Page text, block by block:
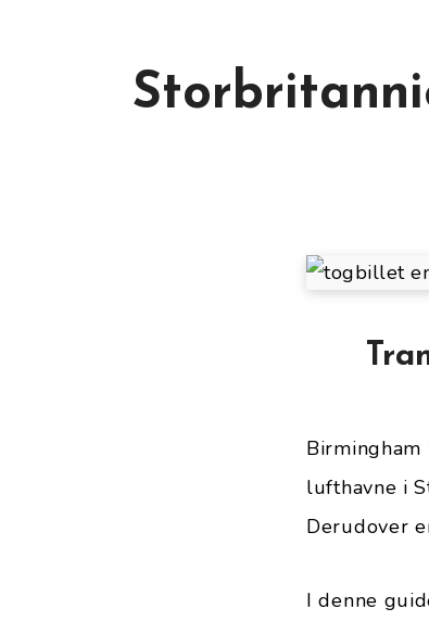
lufthavne i
Derudover
I denne